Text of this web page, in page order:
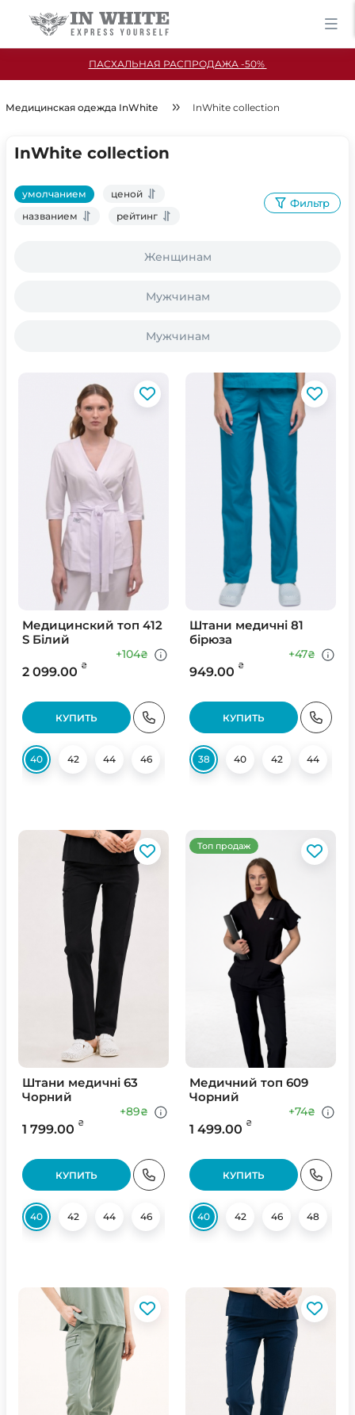
ПАСХАЛЬНАЯ РАСПРОДАЖА -50%
Медицинская одежда InWhite InWhite collection
InWhite collection
умолчанием
ценой
названием
рейтинг
Фильтр
Женщинам
Мужчинам
Мужчинам
Медицинский топ 412
S Білий
2 099.00 ₴
+104₴
КУПИТЬ
40 42 44 46 50
Штани медичні 81
бірюза
949.00 ₴
+47₴
КУПИТЬ
38 40 42 44
Штани медичні 63
Чорний
1 799.00 ₴
+89₴
КУПИТЬ
40 42 44 46 50
Топ продаж
Медичний топ 609
Чорний
1 499.00 ₴
+74₴
КУПИТЬ
40 42 46 48